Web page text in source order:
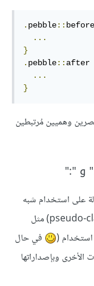
. pebble:: before
...
}
. pebble:: after
...
}
وهميين مُرتبطين
و ":"
على استخدام شبه
(
في حال
الأخرى وبإصداراتها